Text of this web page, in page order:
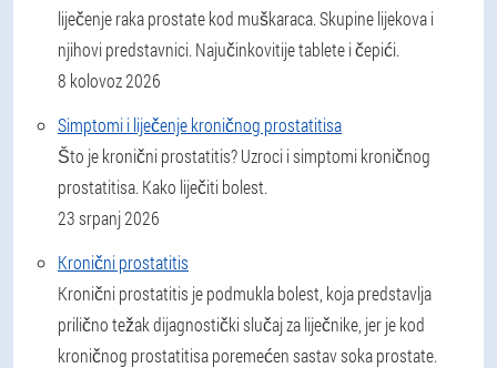
liječenje raka prostate kod muškaraca. Skupine lijekova i
njihovi predstavnici. Najučinkovitije tablete i čepići.
8 kolovoz 2026
Simptomi i liječenje kroničnog prostatitisa
Što je kronični prostatitis? Uzroci i simptomi kroničnog
prostatitisa. Kako liječiti bolest.
23 srpanj 2026
Kronični prostatitis
Kronični prostatitis je podmukla bolest, koja predstavlja
prilično težak dijagnostički slučaj za liječnike, jer je kod
kroničnog prostatitisa poremećen sastav soka prostate.